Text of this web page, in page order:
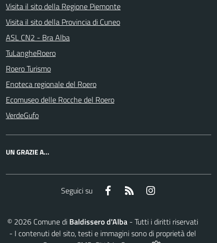
Visita il sito della Regione Piemonte
Visita il sito della Provincia di Cuneo
ASL CN2 - Bra Alba
TuLangheRoero
Roero Turismo
Enoteca regionale del Roero
Ecomuseo delle Rocche del Roero
VerdeGufo
UN GRAZIE A...
Seguici su Facebook RSS
© 2026 Comune di Baldissero d'Alba - Tutti i diritti riservati
- I contenuti del sito, testi e immagini sono di proprietà del